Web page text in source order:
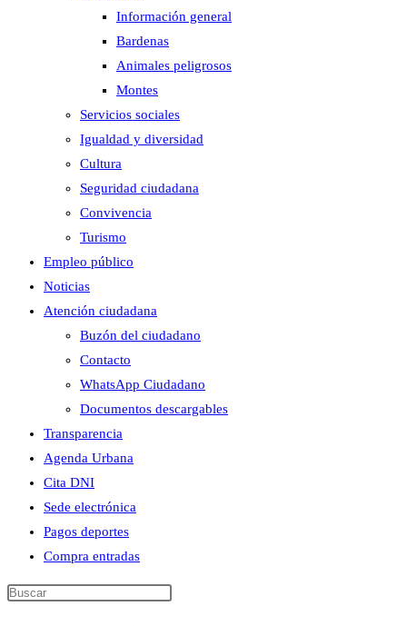
Información general
Bardenas
Animales peligrosos
Montes
Servicios sociales
Igualdad y diversidad
Cultura
Seguridad ciudadana
Convivencia
Turismo
Empleo público
Noticias
Atención ciudadana
Buzón del ciudadano
Contacto
WhatsApp Ciudadano
Documentos descargables
Transparencia
Agenda Urbana
Cita DNI
Sede electrónica
Pagos deportes
Compra entradas
Buscar